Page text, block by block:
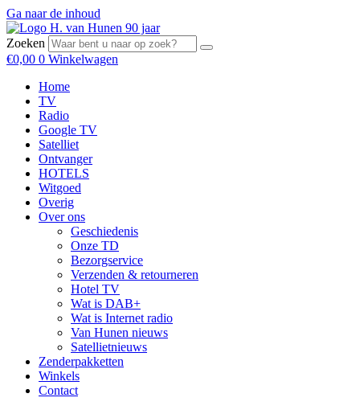
Ga naar de inhoud
Zoeken
€0,00 0 Winkelwagen
Home
TV
Radio
Google TV
Satelliet
Ontvanger
HOTELS
Witgoed
Overig
Over ons
Geschiedenis
Onze TD
Bezorgservice
Verzenden & retourneren
Hotel TV
Wat is DAB+
Wat is Internet radio
Van Hunen nieuws
Satellietnieuws
Zenderpakketten
Winkels
Contact